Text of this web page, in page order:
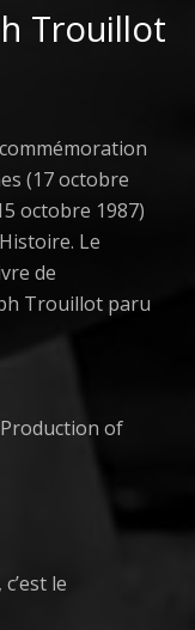
Trouillot
(17 octobre
octobre 1987)
Le
de
Trouillot paru
of
le